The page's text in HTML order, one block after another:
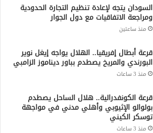
السودان يتجه لإعادة تنظيم التجارة الحدودية
ومراجعة الاتفاقيات مع دول الجوار
منذ ساعتين
قرعة أبطال إفريقيا.. الهلال يواجه إيغل نوير
البورندي والمريخ يصطدم بباور ديناموز الزامبي
منذ 3 ساعات
قرعة الكونفدرالية.. هلال الساحل يصطدم
بولوالو الإثيوبي وأهلي مدني في مواجهة
توسكر الكيني
منذ 3 ساعات